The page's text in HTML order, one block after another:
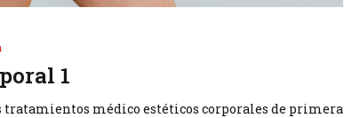
1
tratamientos médico estéticos corporales de primera